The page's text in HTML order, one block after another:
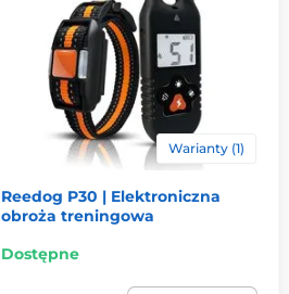
Warianty (1)
Reedog P30 | Elektroniczna
obroża treningowa
Dostępne